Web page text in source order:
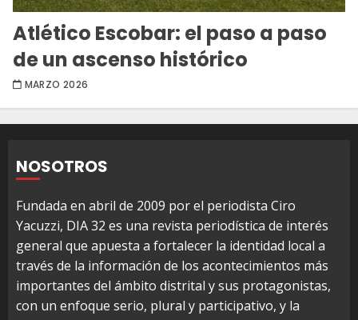
Atlético Escobar: el paso a paso
de un ascenso histórico
MARZO 2026
NOSOTROS
Fundada en abril de 2009 por el periodista Ciro
Yacuzzi, DIA 32 es una revista periodística de interés
general que apuesta a fortalecer la identidad local a
través de la información de los acontecimientos más
importantes del ámbito distrital y sus protagonistas,
con un enfoque serio, plural y participativo, y la